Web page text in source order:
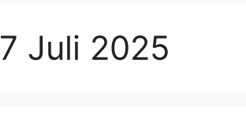
7 Juli 2025